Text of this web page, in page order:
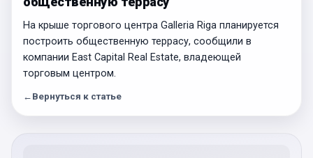
На крыше торгового центра Galleria Riga планируется
построить общественную террасу, сообщили в
компании East Capital Real Estate, владеющей
торговым центром.
← Вернуться к статье